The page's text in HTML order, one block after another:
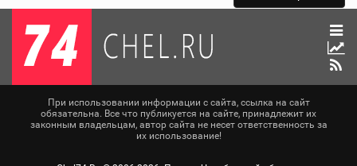
При использовании информации с сайта, ссылка на сайт
обязательна. Все что публикуется на сайте, принадлежит их
законным владельцам, автор сайта не несет ответственность за
их использование!